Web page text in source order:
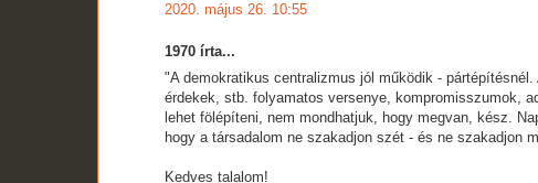
2020. május 26. 10:55
1970 írta...
"A demokratikus centralizmus jól működik -
érdekek, stb. folyamatos versenye, kompromisszumok,
lehet fölépíteni, nem mondhatjuk, hogy megvan, kész.
hogy a társadalom ne szakadjon szét - és ne szakadjon
Kedves talalom!